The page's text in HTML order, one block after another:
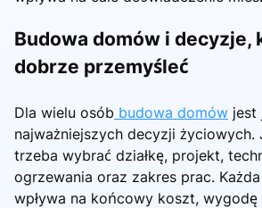
Budowa domów i decyzje,
dobrze przemyśleć
Dla wielu osób budowa domów jest
najważniejszych decyzji życiowych.
trzeba wybrać działkę, projekt,
ogrzewania oraz zakres prac.
wpływa na końcowy koszt,